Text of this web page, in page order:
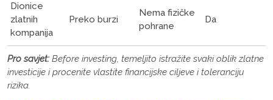
Dionice
zlatnih
kompanija
Preko burzi
Nema fizičke
pohrane
Da
Pro savjet: Before investing, temeljito istražite svaki oblik zlatne
investicije i procenite vlastite financijske ciljeve i toleranciju
rizika.